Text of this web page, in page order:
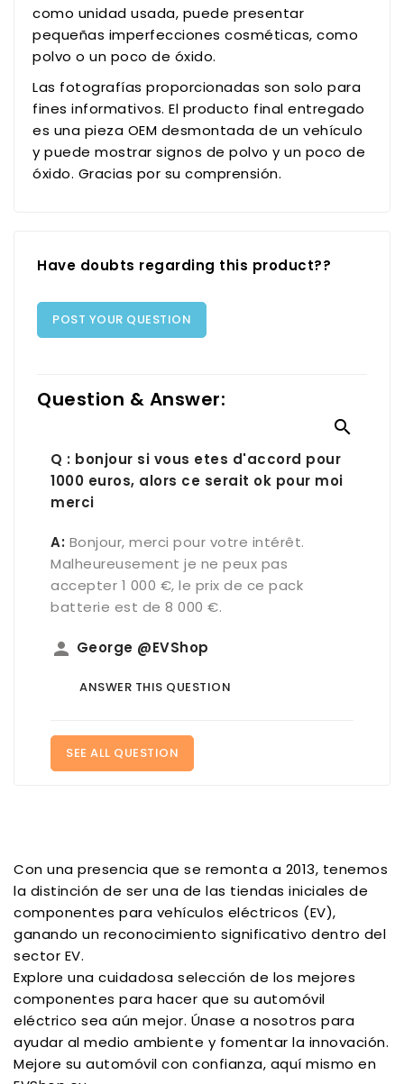
como unidad usada, puede presentar
pequeñas imperfecciones cosméticas, como
polvo o un poco de óxido.
Las fotografías proporcionadas son solo para
fines informativos. El producto final entregado
es una pieza OEM desmontada de un vehículo
y puede mostrar signos de polvo y un poco de
óxido. Gracias por su comprensión.
Have doubts regarding this product??
POST YOUR QUESTION
Question & Answer:

Q : bonjour si vous etes d'accord pour
1000 euros, alors ce serait ok pour moi
merci
A: Bonjour, merci pour votre intérêt.
Malheureusement je ne peux pas
accepter 1 000 €, le prix de ce pack
batterie est de 8 000 €.
person George @EVShop
ANSWER THIS QUESTION
SEE ALL QUESTION
Con una presencia que se remonta a 2013, tenemos
la distinción de ser una de las tiendas iniciales de
componentes para vehículos eléctricos (EV),
ganando un reconocimiento significativo dentro del
sector EV.
Explore una cuidadosa selección de los mejores
componentes para hacer que su automóvil
eléctrico sea aún mejor. Únase a nosotros para
ayudar al medio ambiente y fomentar la innovación.
Mejore su automóvil con confianza, aquí mismo en